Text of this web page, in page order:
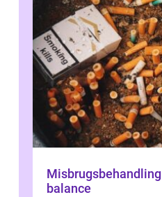
Misbrugsbehandling vejen til et liv i
balance